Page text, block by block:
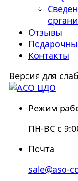
Отзывы
Контакты
Версия для
Режим
ПН-ВС с
Почта
sale@aso-